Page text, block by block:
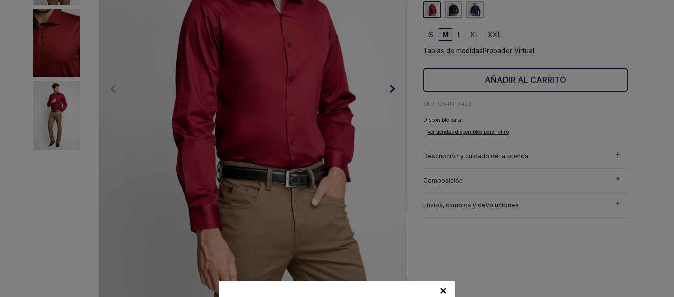
S M L XL XXL
Tablas de medidasProbador Virtual
AÑADIR AL CARRITO
: 108414T0403
Disponible para:
Ver tiendas disponibles para retiro
Descripción y cuidado de la prenda
Composición
Envíos, cambios y devoluciones
✕
chaqueta
poleron
abrigo